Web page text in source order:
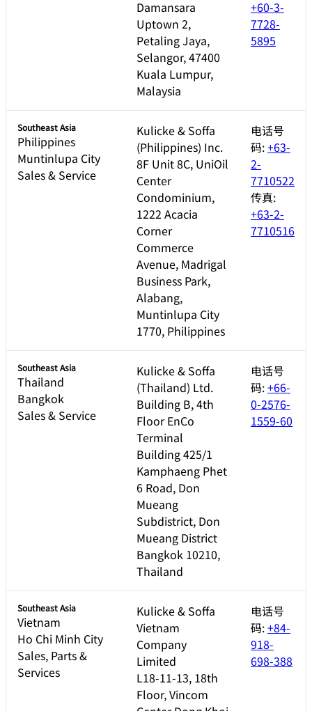
Damansara
Uptown 2,
Petaling Jaya,
Selangor, 47400
Kuala Lumpur,
Malaysia
+60-3-
7728-
5895
Southeast Asia
Philippines
Muntinlupa City
Sales & Service
Kulicke & Soffa
(Philippines) Inc.
8F Unit 8C, UniOil
Center
Condominium,
1222 Acacia
Corner
Commerce
Avenue, Madrigal
Business Park,
Alabang,
Muntinlupa City
1770, Philippines
电话号
码:+63-
2-
7710522
传真:
+63-2-
7710516
Southeast Asia
Thailand
Bangkok
Sales & Service
Kulicke & Soffa
(Thailand) Ltd.
Building B, 4th
Floor EnCo
Terminal
Building 425/1
Kamphaeng Phet
6 Road, Don
Mueang
Subdistrict, Don
Mueang District
Bangkok 10210,
Thailand
电话号
码:+66-
0-2576-
1559-60
Southeast Asia
Vietnam
Ho Chi Minh City
Sales, Parts &
Services
Kulicke & Soffa
Vietnam
Company
Limited
L18-11-13, 18th
Floor, Vincom
电话号
码:+84-
918-
698-388